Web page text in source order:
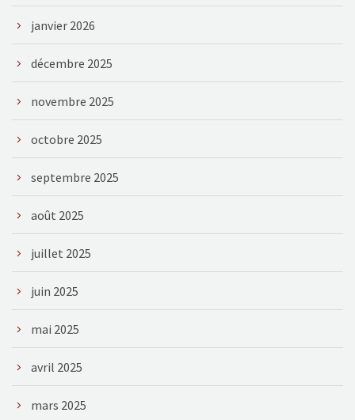
janvier 2026
décembre 2025
novembre 2025
octobre 2025
septembre 2025
août 2025
juillet 2025
juin 2025
mai 2025
avril 2025
mars 2025